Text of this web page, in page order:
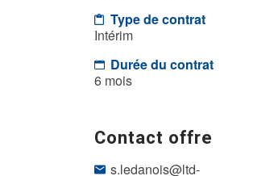
Type de contrat
Intérim
Durée du contrat
6 mois
Contact offre
s.ledanois@ltd-